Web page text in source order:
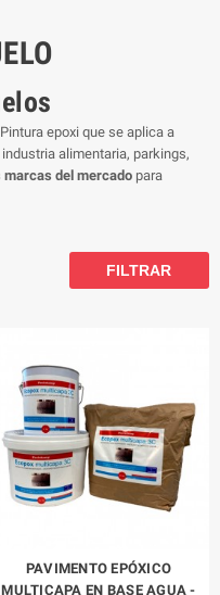
epoxi que se aplica a
alimentaria, parkings,
marcas del mercado para
FILTRAR
PAVIMENTO EPÓXICO
MULTICAPA EN BASE AGUA -